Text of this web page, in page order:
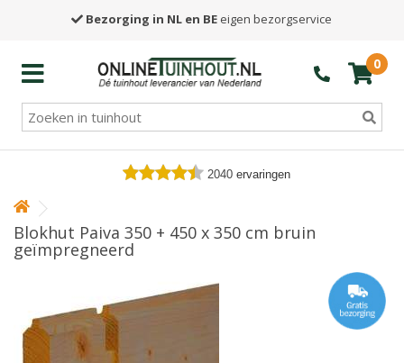
Bezorging in NL en BE eigen bezorgservice
0
2040 ervaringen
Blokhut Paiva 350 + 450 x 350 cm bruin
geïmpregneerd